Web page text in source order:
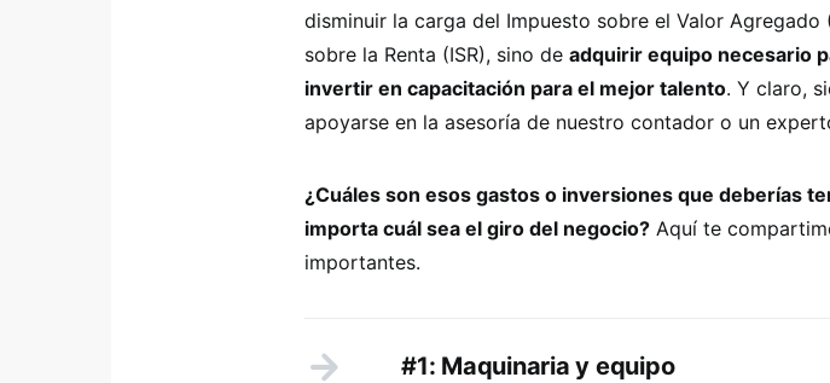
disminuir la carga del Impuesto sobre el Valor Agregado
sobre la Renta (ISR), sino de adquirir equipo necesario
invertir en capacitación para el mejor talento. Y claro,
apoyarse en la asesoría de nuestro contador o un
¿Cuáles son esos gastos o inversiones que deberías
importa cuál sea el giro del negocio? Aquí te
importantes.
#1: Maquinaria y equipo